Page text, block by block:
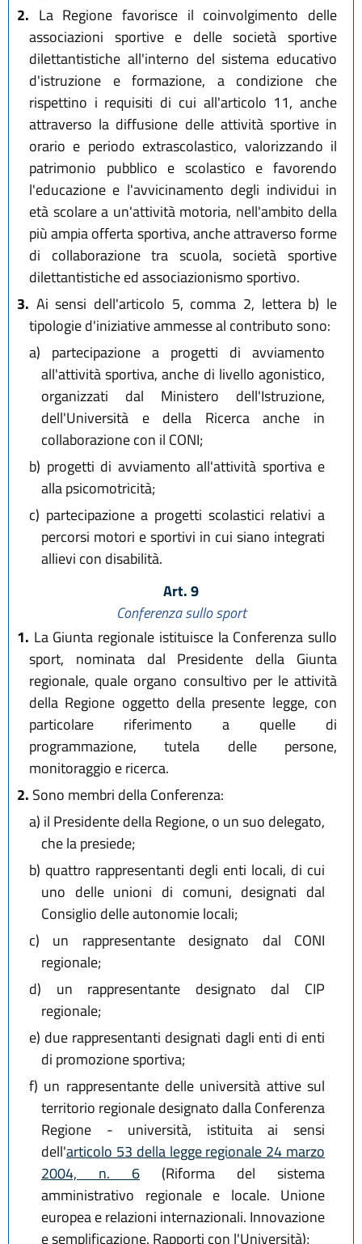
2. La Regione favorisce il coinvolgimento delle
associazioni sportive e delle società sportive
dilettantistiche all'interno del sistema educativo
d'istruzione e formazione, a condizione che
rispettino i requisiti di cui all'articolo 11, anche
attraverso la diffusione delle attività sportive in
orario e periodo extrascolastico, valorizzando il
patrimonio pubblico e scolastico e favorendo
l'educazione e l'avvicinamento degli individui in
età scolare a un'attività motoria, nell'ambito della
più ampia offerta sportiva, anche attraverso forme
di collaborazione tra scuola, società sportive
dilettantistiche ed associazionismo sportivo.
3. Ai sensi dell'articolo 5, comma 2, lettera b) le
tipologie d'iniziative ammesse al contributo sono:
a) partecipazione a progetti di avviamento
all'attività sportiva, anche di livello agonistico,
organizzati dal Ministero dell'Istruzione,
dell'Università e della Ricerca anche in
collaborazione con il CONI;
b) progetti di avviamento all'attività sportiva e
alla psicomotricità;
c) partecipazione a progetti scolastici relativi a
percorsi motori e sportivi in cui siano integrati
allievi con disabilità.
Art. 9
Conferenza sullo sport
1. La Giunta regionale istituisce la Conferenza sullo
sport, nominata dal Presidente della Giunta
regionale, quale organo consultivo per le attività
della Regione oggetto della presente legge, con
particolare riferimento a quelle di
programmazione, tutela delle persone,
monitoraggio e ricerca.
2. Sono membri della Conferenza:
a) il Presidente della Regione, o un suo delegato,
che la presiede;
b) quattro rappresentanti degli enti locali, di cui
uno delle unioni di comuni, designati dal
Consiglio delle autonomie locali;
c) un rappresentante designato dal CONI
regionale;
d) un rappresentante designato dal CIP
regionale;
e) due rappresentanti designati dagli enti di enti
di promozione sportiva;
f) un rappresentante delle università attive sul
territorio regionale designato dalla Conferenza
Regione - università, istituita ai sensi
dell'articolo 53 della legge regionale 24 marzo
2004, n. 6 (Riforma del sistema
amministrativo regionale e locale. Unione
europea e relazioni internazionali. Innovazione
e semplificazione. Rapporti con l'Università);